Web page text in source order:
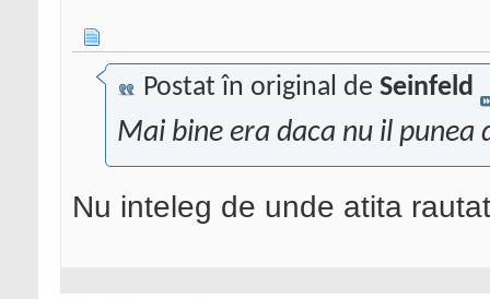
Postat în original de Seinfeld
Mai bine era daca nu il punea
Nu inteleg de unde atita